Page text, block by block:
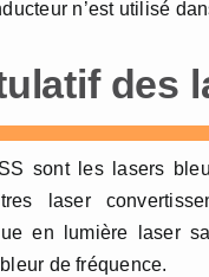
n’est utilisé
des
sont les lasers
laser
en lumière laser
de fréquence.